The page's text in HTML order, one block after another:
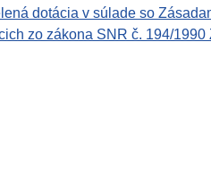
dotácia v súlade so
zo zákona SNR č. 194/1990